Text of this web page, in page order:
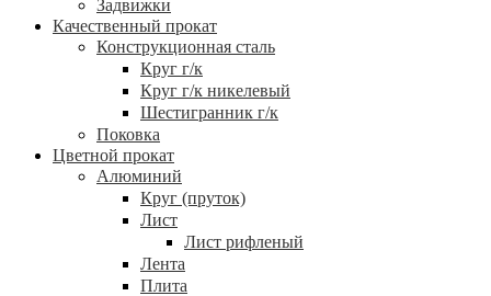
Задвижки
Качественный прокат
Конструкционная сталь
Круг г/к
Круг г/к никелевый
Шестигранник г/к
Поковка
Цветной прокат
Алюминий
Круг (пруток)
Лист
Лист рифленый
Лента
Плита